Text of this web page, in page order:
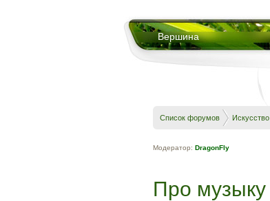
Вершина
Список форумов Искусство
Модератор: DragonFly
Про музыку